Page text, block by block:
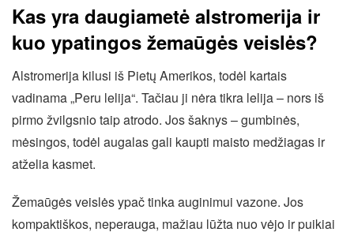
Kas yra daugiametė alstromerija ir
kuo ypatingos žemaūgės veislės?
Alstromerija kilusi iš Pietų Amerikos, todėl kartais
vadinama „Peru lelija“. Tačiau ji nėra tikra lelija – nors iš
pirmo žvilgsnio taip atrodo. Jos šaknys – gumbinės,
mėsingos, todėl augalas gali kaupti maisto medžiagas ir
atželia kasmet.
Žemaūgės veislės ypač tinka auginimui vazone. Jos
kompaktiškos, neperauga, mažiau lūžta nuo vėjo ir puikiai